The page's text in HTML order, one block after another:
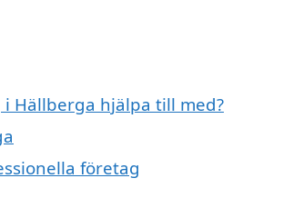
Hällberga hjälpa till med?
företag